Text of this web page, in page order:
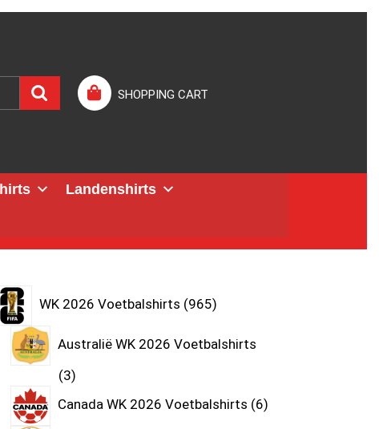
SHOPPING CART
Landenshirts
WK 2026 Voetbalshirts 965
Australië WK 2026 Voetbalshirts
3
Canada WK 2026 Voetbalshirts 6